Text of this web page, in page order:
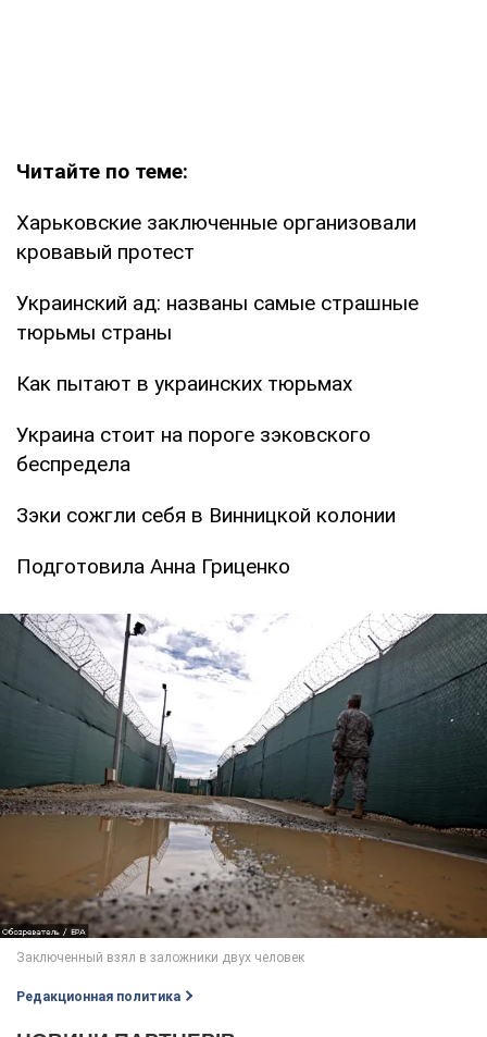
Читайте по теме:
Харьковские заключенные организовали
кровавый протест
Украинский ад: названы самые страшные
тюрьмы страны
Как пытают в украинских тюрьмах
Украина стоит на пороге зэковского
беспредела
Зэки сожгли себя в Винницкой колонии
Подготовила Анна Гриценко
Редакционная политика